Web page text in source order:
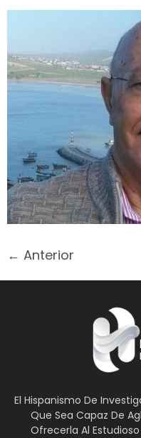
← Anterior
El Hispanismo De
Que Sea Capaz De
Ofrecerla Al